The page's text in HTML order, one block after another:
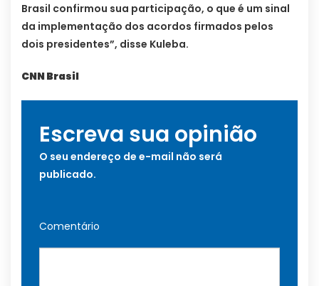
Brasil confirmou sua participação, o que é um sinal
da implementação dos acordos firmados pelos
dois presidentes”, disse Kuleba.
CNN Brasil
Escreva sua opinião
O seu endereço de e-mail não será
publicado.
Comentário